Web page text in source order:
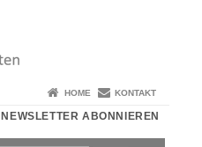
HOME KONTAKT
NEWSLETTER ABONNIEREN